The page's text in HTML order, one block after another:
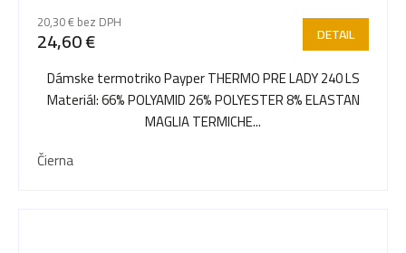
20,30 € bez DPH
24,60 € DETAIL
Dámske termotriko Payper THERMO PRE LADY 240 LS
Materiál: 66% POLYAMID 26% POLYESTER 8% ELASTAN
MAGLIA TERMICHE...
Čierna